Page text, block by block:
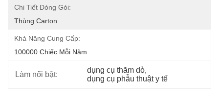
Chi Tiết Đóng Gói:
Thùng Carton
Khả Năng Cung Cấp:
100000 Chiếc Mỗi Năm
Làm nổi bật:
dụng cụ thăm dò,
dụng cụ phẫu thuật y tế